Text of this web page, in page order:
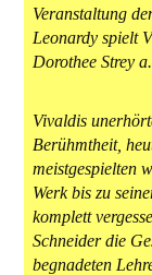
Veranstaltung
Leonardy spielt
Dorothee Strey
Vivaldis
Berühmtheit,
meistgespielten
Werk bis zu
komplett
Schneider die
begnadeten